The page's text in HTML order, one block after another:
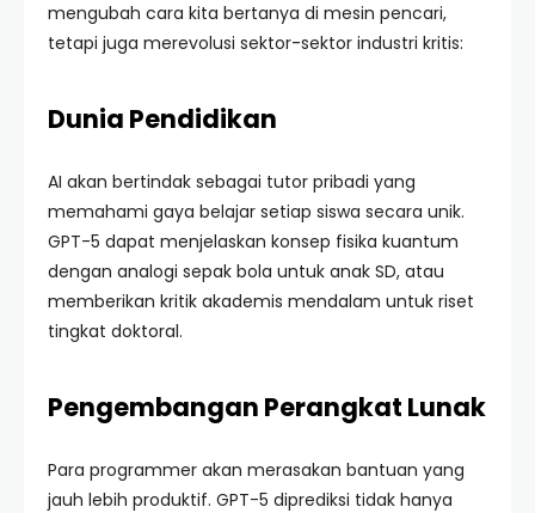
mengubah cara kita bertanya di mesin pencari,
tetapi juga merevolusi sektor-sektor industri kritis:
Dunia Pendidikan
AI akan bertindak sebagai tutor pribadi yang
memahami gaya belajar setiap siswa secara unik.
GPT-5 dapat menjelaskan konsep fisika kuantum
dengan analogi sepak bola untuk anak SD, atau
memberikan kritik akademis mendalam untuk riset
tingkat doktoral.
Pengembangan Perangkat Lunak
Para programmer akan merasakan bantuan yang
jauh lebih produktif. GPT-5 diprediksi tidak hanya